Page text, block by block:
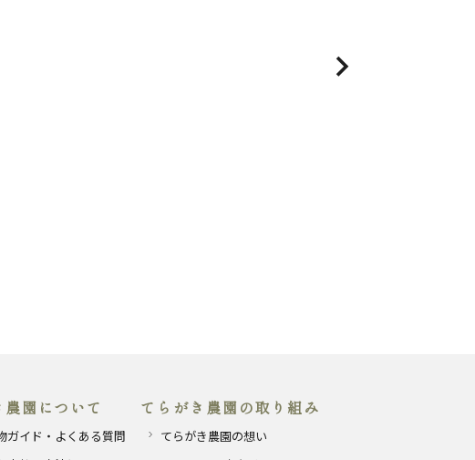
園について
ガイド・よくある質問
てらがき農園の取り組み
てらがき農園の想い